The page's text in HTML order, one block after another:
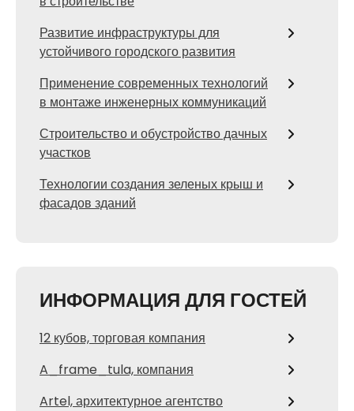
Развитие инфраструктуры для
устойчивого городского развития
Применение современных технологий
в монтаже инженерных коммуникаций
Строительство и обустройство дачных
участков
Технологии создания зеленых крыш и
фасадов зданий
ИНФОРМАЦИЯ ДЛЯ ГОСТЕЙ
12 кубов, торговая компания
A_frame_tula, компания
Artel, архитектурное агентство